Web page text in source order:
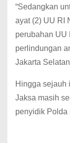
“Sedangkan
ayat (2) UU RI
perubahan UU
perlindungan
Jakarta
Hingga sejauh
Jaksa masih
penyidik Polda